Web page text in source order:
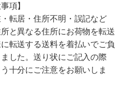
項】
転居・住所不明・誤記など
と異なる住所にお荷物を転送
転送する送料を着払いでご負
した。送り状にご記入の際
十分にご注意をお願いしま